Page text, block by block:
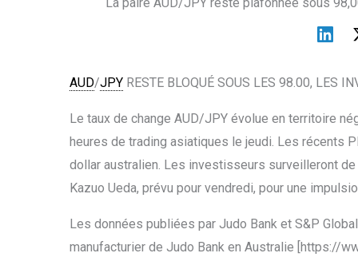
AUD/JPY RESTE BLOQUÉ SOUS LES 98.00, LES
Le taux de change AUD/JPY évolue en territoire
heures de trading asiatiques le jeudi. Les récents
dollar australien. Les investisseurs surveilleront
Kazuo Ueda, prévu pour vendredi, pour une
Les données publiées par Judo Bank et S&P
manufacturier de Judo Bank en Australie [https://